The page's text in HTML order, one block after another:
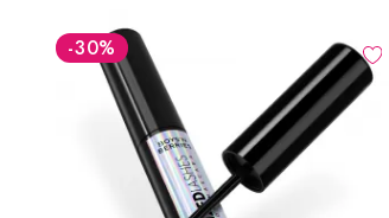
-30%